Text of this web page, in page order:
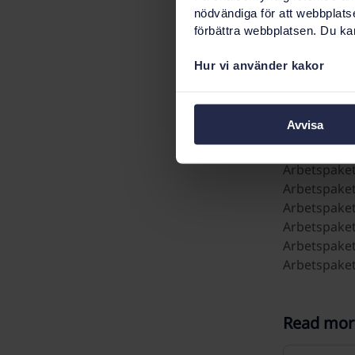
nödvändiga för att
förbättra webbplatsen. Du
Hur vi använder kakor
Avvisa
SENASH
som
Read